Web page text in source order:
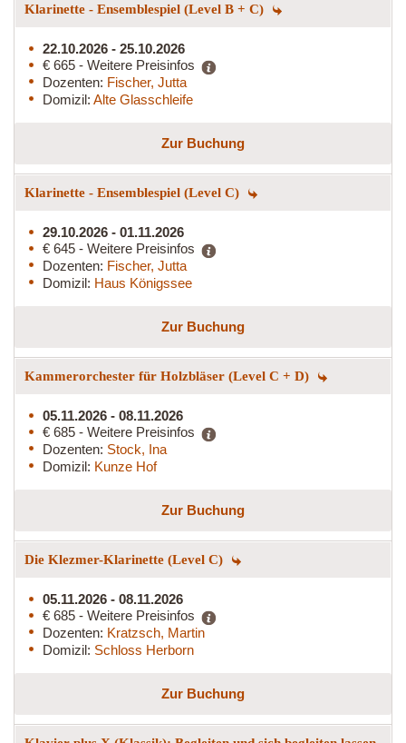
Klarinette - Ensemblespiel (Level B + C)
22.10.2026 - 25.10.2026
€ 665 - Weitere Preisinfos
Dozenten: Fischer, Jutta
Domizil: Alte Glasschleife
Zur Buchung
Klarinette - Ensemblespiel (Level C)
29.10.2026 - 01.11.2026
€ 645 - Weitere Preisinfos
Dozenten: Fischer, Jutta
Domizil: Haus Königssee
Zur Buchung
Kammerorchester für Holzbläser (Level C + D)
05.11.2026 - 08.11.2026
€ 685 - Weitere Preisinfos
Dozenten: Stock, Ina
Domizil: Kunze Hof
Zur Buchung
Die Klezmer-Klarinette (Level C)
05.11.2026 - 08.11.2026
€ 685 - Weitere Preisinfos
Dozenten: Kratzsch, Martin
Domizil: Schloss Herborn
Zur Buchung